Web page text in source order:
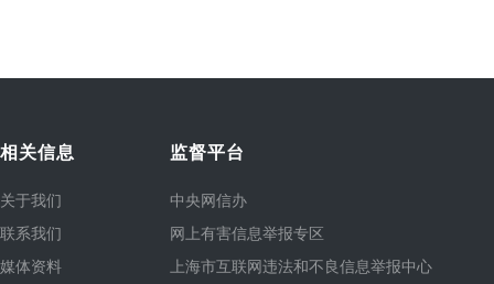
相关信息
关于我们
联系我们
媒体资料
监督平台
中央网信办
网上有害信息举报专区
上海市互联网违法和不良信息举报中心